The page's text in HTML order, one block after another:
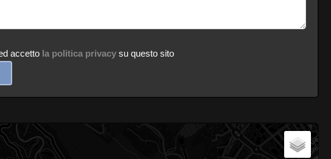
accetto la politica privacysu questo sito